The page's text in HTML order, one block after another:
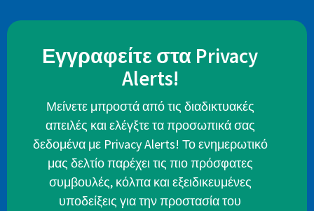
Εγγραφείτε στα Privacy
Alerts!
Μείνετε μπροστά από τις διαδικτυακές
απειλές και ελέγξτε τα προσωπικά σας
δεδομένα με Privacy Alerts! Το ενημερωτικό
μας δελτίο παρέχει τις πιο πρόσφατες
συμβουλές, κόλπα και εξειδικευμένες
υποδείξεις για την προστασία του